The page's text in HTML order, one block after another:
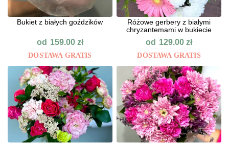
Bukiet z białych goździków
od 159.00 zł
DOSTAWA GRATIS
Różowe gerbery z białymi
chryzantemami w bukiecie
od 129.00zł
DOSTAWA GRATIS